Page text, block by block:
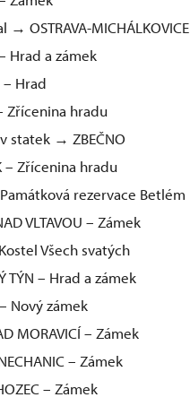
→ OSTRAVA-MICHÁLKOVICE
Hrad a zámek
– Hrad
Zřícenina hradu
statek → ZBEČNO
– Zřícenina hradu
Památková rezervace Betlém
VLTAVOU – Zámek
Všech svatých
TÝN – Hrad a zámek
Nový zámek
MORAVICÍ – Zámek
– Zámek
– Zámek